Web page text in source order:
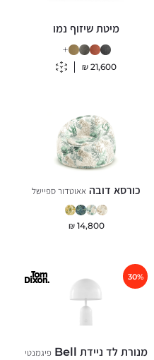
מיטת שיזוף נמו
21,600
₪
+
כורסא דובה אאוטדור ספיישל
14,800
₪
מנורת לד ניידת Bell פיגמנטי
30%